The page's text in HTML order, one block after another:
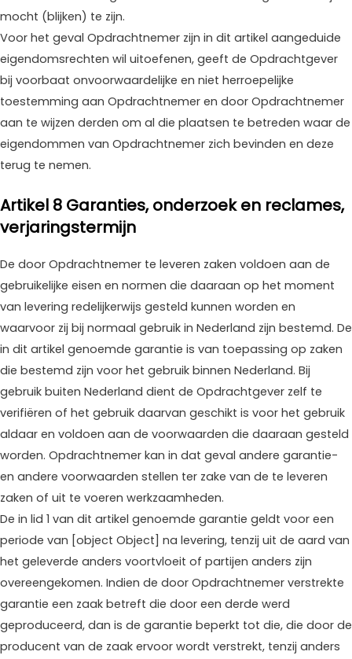
mocht (blijken) te zijn.
Voor het geval Opdrachtnemer zijn in dit artikel aangeduide
eigendomsrechten wil uitoefenen, geeft de Opdrachtgever
bij voorbaat onvoorwaardelijke en niet herroepelijke
toestemming aan Opdrachtnemer en door Opdrachtnemer
aan te wijzen derden om al die plaatsen te betreden waar de
eigendommen van Opdrachtnemer zich bevinden en deze
terug te nemen.
Artikel 8 Garanties, onderzoek en reclames,
verjaringstermijn
De door Opdrachtnemer te leveren zaken voldoen aan de
gebruikelijke eisen en normen die daaraan op het moment
van levering redelijkerwijs gesteld kunnen worden en
waarvoor zij bij normaal gebruik in Nederland zijn bestemd. De
in dit artikel genoemde garantie is van toepassing op zaken
die bestemd zijn voor het gebruik binnen Nederland. Bij
gebruik buiten Nederland dient de Opdrachtgever zelf te
verifiëren of het gebruik daarvan geschikt is voor het gebruik
aldaar en voldoen aan de voorwaarden die daaraan gesteld
worden. Opdrachtnemer kan in dat geval andere garantie-
en andere voorwaarden stellen ter zake van de te leveren
zaken of uit te voeren werkzaamheden.
De in lid 1 van dit artikel genoemde garantie geldt voor een
periode van [object Object] na levering, tenzij uit de aard van
het geleverde anders voortvloeit of partijen anders zijn
overeengekomen. Indien de door Opdrachtnemer verstrekte
garantie een zaak betreft die door een derde werd
geproduceerd, dan is de garantie beperkt tot die, die door de
producent van de zaak ervoor wordt verstrekt, tenzij anders